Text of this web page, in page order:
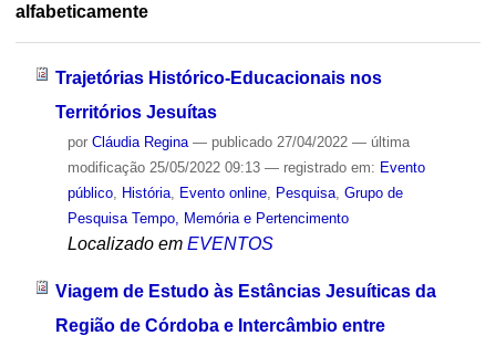
alfabeticamente
Trajetórias Histórico-Educacionais nos
Territórios Jesuítas
por Cláudia Regina — publicado27/04/2022 — última
modificação25/05/2022 09:13 — registrado em: Evento
público, História, Evento online, Pesquisa, Grupo de
Pesquisa Tempo, Memória e Pertencimento
Localizado em EVENTOS
Viagem de Estudo às Estâncias Jesuíticas da
Região de Córdoba e Intercâmbio entre